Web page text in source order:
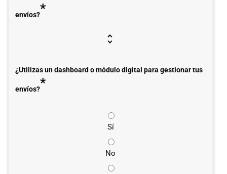
envíos?*
¿Utilizas un dashboard o módulo digital para gestionar tus
envíos?*
Sí
No